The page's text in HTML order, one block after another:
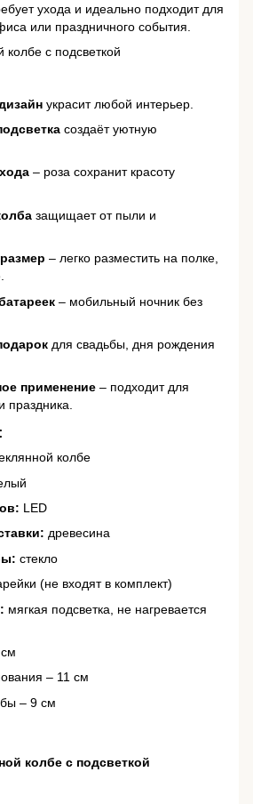
ухода и идеально подходит для
или праздничного события.
украсит любой интерьер.
создаёт уютную
– роза сохранит красоту
защищает от пыли и
– легко разместить на полке,
– мобильный ночник без
для свадьбы, дня рождения
применение – подходит для
праздника.
колбе
LED
древесина
стекло
(не входят в комплект)
мягкая подсветка, не нагревается
– 11 см
– 9 см
колбе с подсветкой